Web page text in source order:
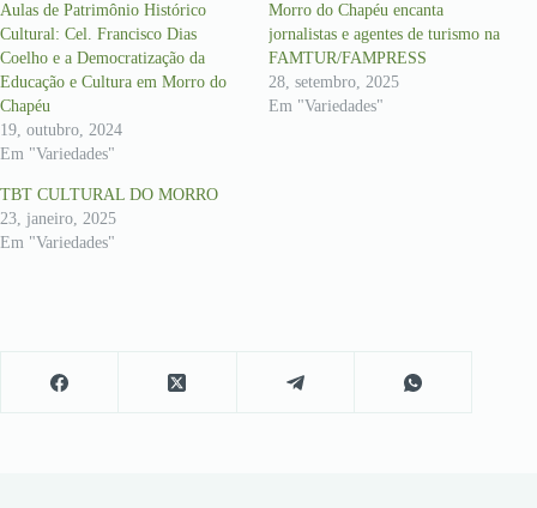
Aulas de Patrimônio Histórico
Cultural: Cel. Francisco Dias
Coelho e a Democratização da
Educação e Cultura em Morro do
Chapéu
19, outubro, 2024
Em "Variedades"
Morro do Chapéu encanta
jornalistas e agentes de turismo na
FAMTUR/FAMPRESS
28, setembro, 2025
Em "Variedades"
TBT CULTURAL DO MORRO
23, janeiro, 2025
Em "Variedades"